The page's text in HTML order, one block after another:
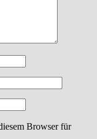
Browser für